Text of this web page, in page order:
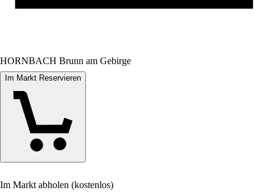
HORNBACH Brunn am Gebirge
Im Markt Reservieren
Im Markt abholen (kostenlos)